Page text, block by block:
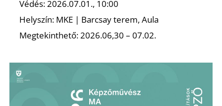
Védés: 2026.07.01., 10:00
Helyszín: MKE | Barcsay terem, Aula
Megtekinthető: 2026.06,30 – 07.02.